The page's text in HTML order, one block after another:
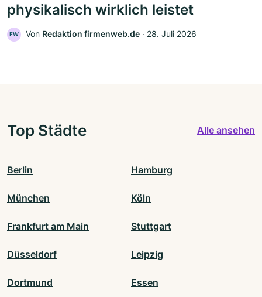
physikalisch wirklich leistet
FW Von Redaktion firmenweb.de ‧ 28. Juli 2026
Top Städte Alle ansehen
Berlin Hamburg
München Köln
Frankfurt am Main Stuttgart
Düsseldorf Leipzig
Dortmund Essen